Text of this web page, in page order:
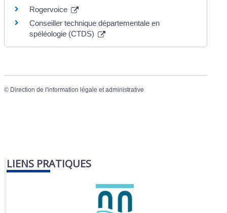
Rogervoice
Conseiller technique départementale en
spéléologie (CTDS)
© Direction de l'information légale et administrative
LIENS PRATIQUES